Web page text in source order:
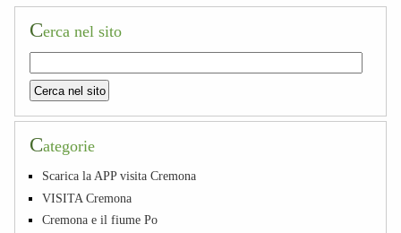
Cerca nel sito
Categorie
Scarica la APP visita Cremona
VISITA Cremona
Cremona e il fiume Po